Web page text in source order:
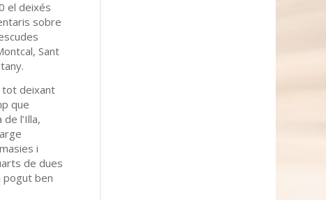
el deixés
sobre
Sant
tot deixant
que
l’Illa,
i
de dues
pogut ben